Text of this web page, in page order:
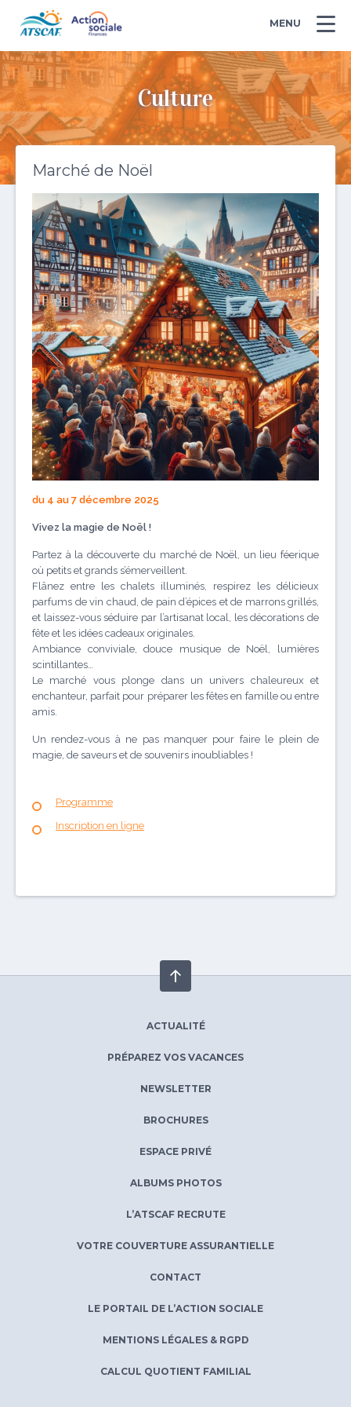
MENU
Culture
Marché de Noël
du 4 au 7 décembre 2025
Vivez la magie de Noël !
Partez à la découverte du marché de Noël, un lieu féerique
où petits et grands s’émerveillent.
Flânez entre les chalets illuminés, respirez les délicieux
parfums de vin chaud, de pain d’épices et de marrons grillés,
et laissez-vous séduire par l’artisanat local, les décorations de
fête et les idées cadeaux originales.
Ambiance conviviale, douce musique de Noël, lumières
scintillantes…
Le marché vous plonge dans un univers chaleureux et
enchanteur, parfait pour préparer les fêtes en famille ou entre
amis.
Un rendez-vous à ne pas manquer pour faire le plein de
magie, de saveurs et de souvenirs inoubliables !
Programme
Inscription en ligne
ACTUALITÉ
PRÉPAREZ VOS VACANCES
NEWSLETTER
BROCHURES
ESPACE PRIVÉ
ALBUMS PHOTOS
L’ATSCAF RECRUTE
VOTRE COUVERTURE ASSURANTIELLE
CONTACT
LE PORTAIL DE L’ACTION SOCIALE
MENTIONS LÉGALES & RGPD
CALCUL QUOTIENT FAMILIAL